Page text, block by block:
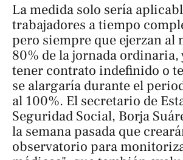
La medida solo sería
trabajadores a tiempo
pero siempre que ejerzan al
80% de la jornada ordinaria,
tener contrato indefinido o
se alargaría durante el
al 100%. El secretario de
Seguridad Social, Borja
la semana pasada que
observatorio para